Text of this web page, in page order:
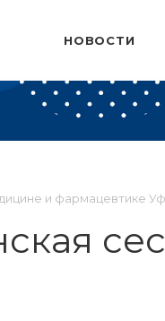
НОВОСТИ
и фармацевтике